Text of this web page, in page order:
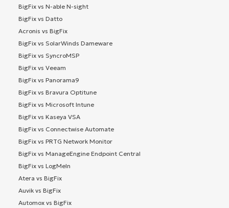
BigFix vs N-able N-sight
BigFix vs Datto
Acronis vs BigFix
BigFix vs SolarWinds Dameware
BigFix vs SyncroMSP
BigFix vs Veeam
BigFix vs Panorama9
BigFix vs Bravura Optitune
BigFix vs Microsoft Intune
BigFix vs Kaseya VSA
BigFix vs Connectwise Automate
BigFix vs PRTG Network Monitor
BigFix vs ManageEngine Endpoint Central
BigFix vs LogMeIn
Atera vs BigFix
Auvik vs BigFix
Automox vs BigFix